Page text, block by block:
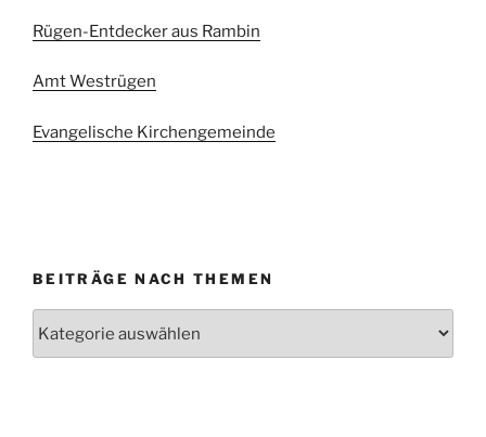
Rügen-Entdecker aus Rambin
Amt Westrügen
Evangelische Kirchengemeinde
BEITRÄGE NACH THEMEN